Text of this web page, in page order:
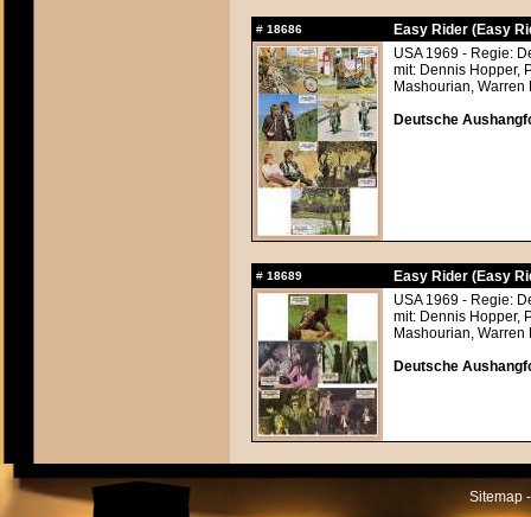
# 18686
Easy Rider (Easy
USA 1969 - Regie:
mit: Dennis Hopper,
Mashourian, Warren
Deutsche
# 18689
Easy Rider (Easy
USA 1969 - Regie:
mit: Dennis Hopper,
Mashourian, Warren
Deutsche
Sitemap